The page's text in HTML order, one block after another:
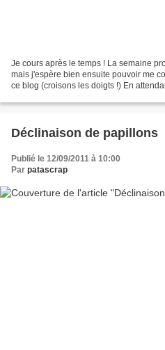
Je cours après le temps ! La semaine
mais j'espère bien ensuite pouvoir me
ce blog (croisons les doigts !) En
Déclinaison de papillons
Publié le 12/09/2011 à 10:00
Par patascrap